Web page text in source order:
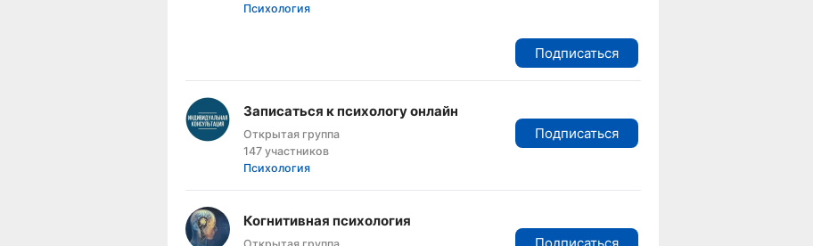
Психология
Подписаться
Записаться к психологу онлайн
Открытая группа
147 участников
Психология
Подписаться
Когнитивная психология
Подписаться